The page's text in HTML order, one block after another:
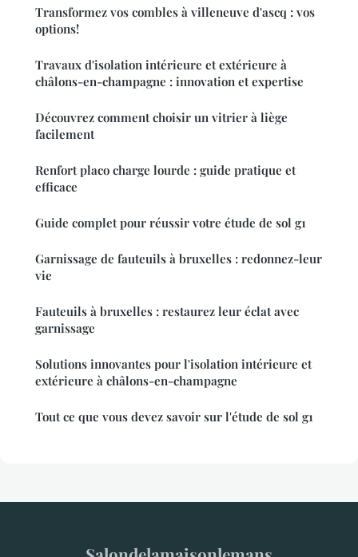
Transformez vos combles à villeneuve d'ascq : vos
options!
Travaux d'isolation intérieure et extérieure à
châlons-en-champagne : innovation et expertise
Découvrez comment choisir un vitrier à liège
facilement
Renfort placo charge lourde : guide pratique et
efficace
Guide complet pour réussir votre étude de sol g1
Garnissage de fauteuils à bruxelles : redonnez-leur
vie
Fauteuils à bruxelles : restaurez leur éclat avec
garnissage
Solutions innovantes pour l'isolation intérieure et
extérieure à châlons-en-champagne
Tout ce que vous devez savoir sur l'étude de sol g1